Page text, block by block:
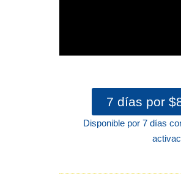
7 días por
Disponible por 7 días